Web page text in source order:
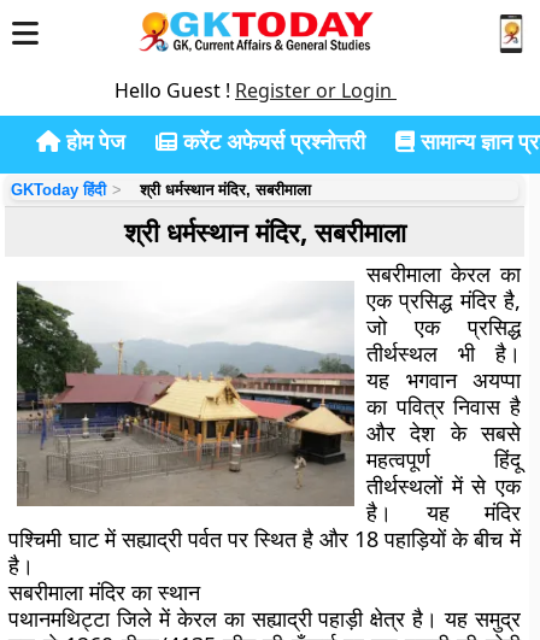
Hello Guest ! Register or Login
होम पेज करेंट अफेयर्स प्रश्नोत्तरी सामान्य ज्ञान
GKToday हिंदी श्री धर्मस्थान मंदिर, सबरीमाला
श्री धर्मस्थान मंदिर, सबरीमाला
सबरीमाला केरल का
एक प्रसिद्ध मंदिर है,
जो एक प्रसिद्ध
तीर्थस्थल भी है।
यह भगवान अयप्पा
का पवित्र निवास है
और देश के सबसे
महत्वपूर्ण हिंदू
तीर्थस्थलों में से एक
है। यह मंदिर
पश्चिमी घाट में सह्याद्री पर्वत पर स्थित है और 18 पहाड़ियों के बीच में
है।
सबरीमाला मंदिर का स्थान
पथानमथिट्टा जिले में केरल का सह्याद्री पहाड़ी क्षेत्र है। यह समुद्र